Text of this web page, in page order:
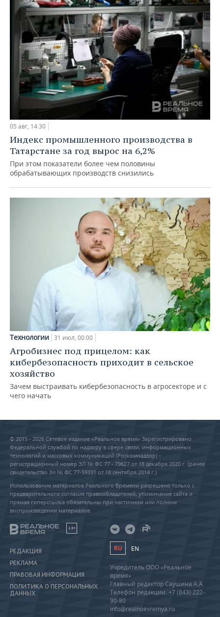
05 авг, 14:30
Индекс промышленного производства в
Татарстане за год вырос на 6,2%
При этом показатели более чем половины
обрабатывающих производств снизились
Технологии 31 июл, 00:00
Агробизнес под прицелом: как
кибербезопасность приходит в сельское
хозяйство
Зачем выстраивать кибербезопасность в агросекторе и с
чего начать
© 2015 - 2026 Сетевое издание «Реальное время» Зарегистрировано
Федеральной службой по надзору в сфере связи, информационных
технологий и массовых коммуникаций (Роскомнадзор) –
регистрационный номер ЭЛ № ФС 77 - 79627 от 18 декабря 2020 г. (ранее
свидетельство Эл № ФС 77-59331 от 18 сентября 2014 г.)
Использование материалов Реального Времени разрешено только с
предварительного согласия правообладателей, упоминание сайта и
прямая гиперссылка обязательны при частичном или полном
воспроизведении материалов.
18+
РЕДАКЦИЯ
РЕКЛАМА
ПРАВОВАЯ ИНФОРМАЦИЯ
ПОЛИТИКА О ПЕРСОНАЛЬНЫХ
ДАННЫХ
RU EN
Учредитель ООО «Реальное
время»
Главный редактор Саушина А.А.
Телефон редакции: +7 (843) 222-
90-80
info@realnoevremya.ru